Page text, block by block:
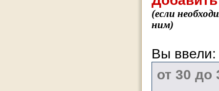
(если
ним)
Вы